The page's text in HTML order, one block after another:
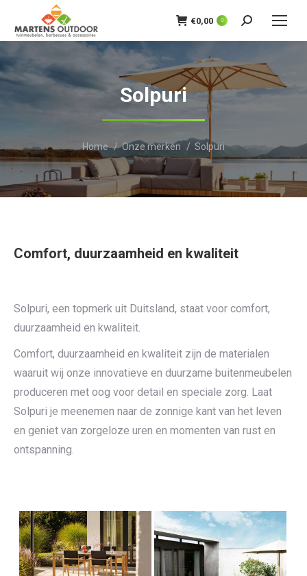
€0,00 0 Zoeken:
Solpuri
Home Onze merken Solpuri
Comfort, duurzaamheid en kwaliteit
Solpuri, een topmerk uit Duitsland, staat voor comfort,
duurzaamheid en kwaliteit.
Comfort, duurzaamheid en kwaliteit zijn de materialen
waaruit wij onze innovatieve en duurzame buitenmeubelen
produceren met oog voor detail en speciale zorg. Laat
Solpuri je meenemen naar de zonnige kant van het leven
en geniet van zorgeloze uren en momenten van rust en
ontspanning.